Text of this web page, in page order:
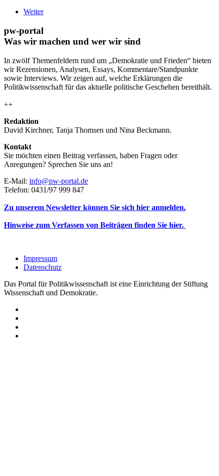
Weiter
pw-portal
Was wir machen und wer wir sind
In zwölf Themenfeldern rund um „Demokratie und Frieden“ bieten
wir Rezensionen, Analysen, Essays, Kommentare/Standpunkte
sowie Interviews. Wir zeigen auf, welche Erklärungen die
Politikwissenschaft für das aktuelle politische Geschehen bereithält.
++
Redaktion
David Kirchner, Tanja Thomsen und Nina Beckmann.
Kontakt
Sie möchten einen Beitrag verfassen, haben Fragen oder
Anregungen? Sprechen Sie uns an!
E-Mail: info@pw-portal.de
Telefon: 0431/97 999 847
Zu unserem Newsletter können Sie sich hier anmelden.
Hinweise zum Verfassen von Beiträgen finden Sie hier.
Impressum
Datenschutz
Das Portal für Politikwissenschaft ist eine Einrichtung der Stiftung
Wissenschaft und Demokratie.